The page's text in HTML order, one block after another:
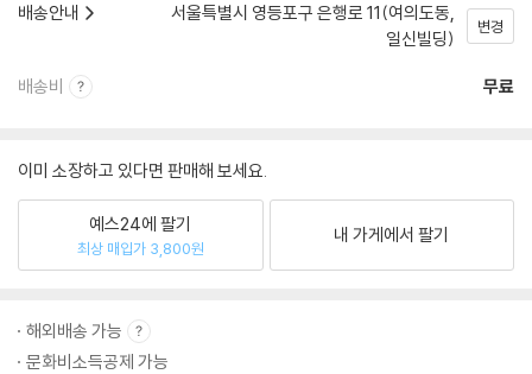
배송안내
서울특별시 영등포구 은행로 11(여의도동,
일신빌딩)
변경
배송비 무료
이미 소장하고 있다면 판매해 보세요.
예스24에 팔기
최상 매입가 3,800원
내 가게에서 팔기
해외배송 가능
문화비소득공제 가능